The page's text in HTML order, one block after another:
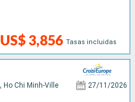
US$ 3,856 Tasas incluidas
Ho Chi Minh-Ville 27/11/2026